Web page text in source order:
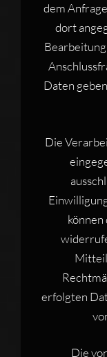
dem
dort
Daten
Die
erfolgten
Die